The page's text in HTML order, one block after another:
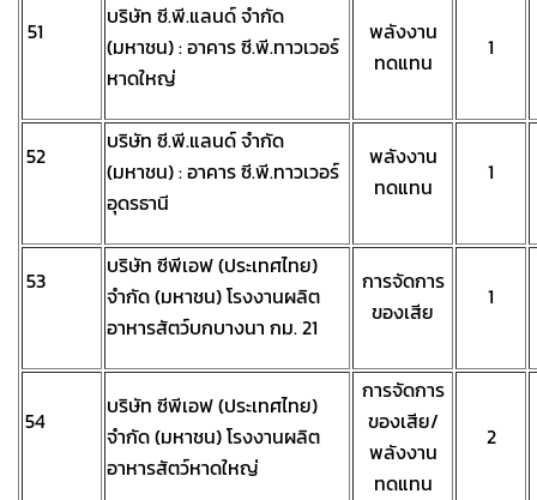
51
บริษัท ซี.พี.แลนด์ จำกัด
(มหาชน) : อาคาร ซี.พี.ทาวเวอร์
หาดใหญ่
พลังงาน
ทดแทน
1
52
บริษัท ซี.พี.แลนด์ จำกัด
(มหาชน) : อาคาร ซี.พี.ทาวเวอร์
อุดรธานี
พลังงาน
ทดแทน
1
53
บริษัท ซีพีเอฟ (ประเทศไทย)
จำกัด (มหาชน) โรงงานผลิต
อาหารสัตว์บกบางนา กม. 21
การจัดการ
ของเสีย
1
54
บริษัท ซีพีเอฟ (ประเทศไทย)
จำกัด (มหาชน) โรงงานผลิต
อาหารสัตว์หาดใหญ่
การจัดการ
ของเสีย/
พลังงาน
ทดแทน
2